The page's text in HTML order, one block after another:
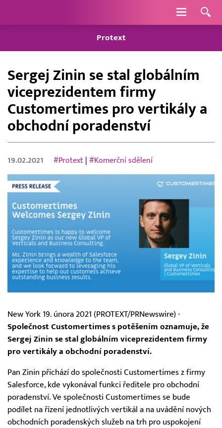
Navigace
Protext
Sergej Zinin se stal globálním
viceprezidentem firmy
Customertimes pro vertikály a
obchodní poradenství
19.02.2021 #Protext |#Komerční sdělení
New York 19. února 2021 (PROTEXT/PRNewswire) -
Společnost Customertimes s potěšením oznamuje, že
Sergej Zinin se stal globálním viceprezidentem firmy
pro vertikály a obchodní poradenství.
Pan Zinin přichází do společnosti Customertimes z firmy
Salesforce, kde vykonával funkci ředitele pro obchodní
poradenství. Ve společnosti Customertimes se bude
podílet na řízení jednotlivých vertikál a na uvádění nových
obchodních poradenských služeb na trh pro uspokojení